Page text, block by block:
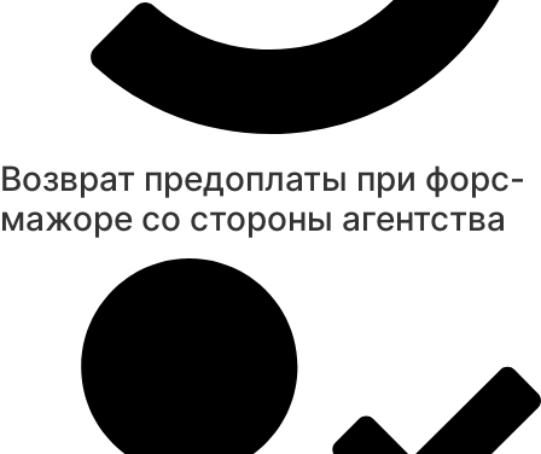
Возврат предоплаты при форс-
мажоре со стороны агентства